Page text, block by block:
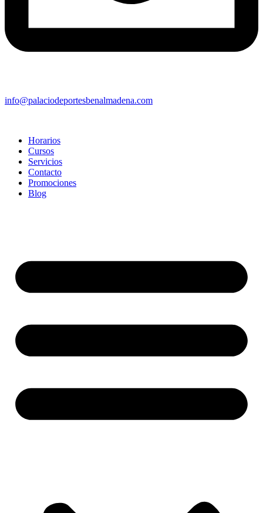
info@palaciodeportesbenalmadena.com
Horarios
Cursos
Servicios
Contacto
Promociones
Blog